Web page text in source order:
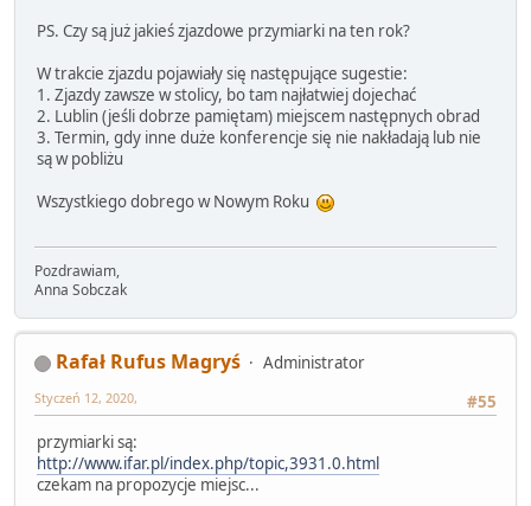
PS. Czy są już jakieś zjazdowe przymiarki na ten rok?
W trakcie zjazdu pojawiały się następujące sugestie:
1. Zjazdy zawsze w stolicy, bo tam najłatwiej dojechać
2. Lublin (jeśli dobrze pamiętam) miejscem następnych obrad
3. Termin, gdy inne duże konferencje się nie nakładają lub nie
są w pobliżu
Wszystkiego dobrego w Nowym Roku
Pozdrawiam,
Anna Sobczak
Rafał Rufus Magryś
Administrator
#55
Styczeń 12, 2020,
przymiarki są:
http://www.ifar.pl/index.php/topic,3931.0.html
czekam na propozycje miejsc...